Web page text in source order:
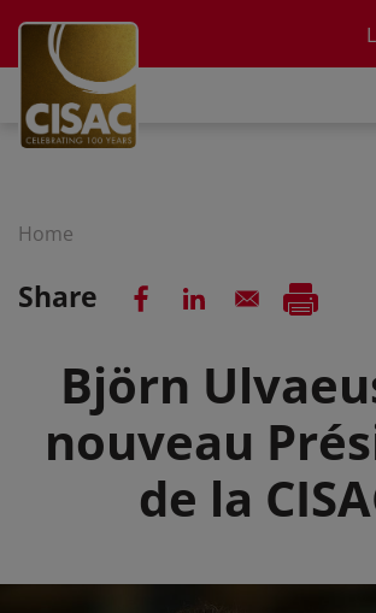
Home
Share
Björn
nouveau
de la